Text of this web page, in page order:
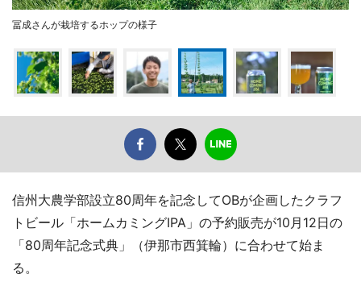
冨成さんが栽培するホップの様子
信州大農学部設立80周年を記念してOBが企画したクラフ
トビール「ホームカミングIPA」の予約販売が10月12日の
「80周年記念式典」（伊那市西箕輪）に合わせて始ま
る。